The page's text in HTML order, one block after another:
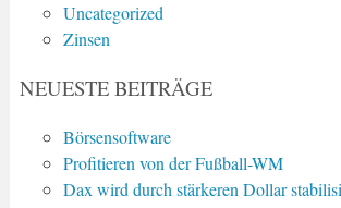
Uncategorized
Zinsen
NEUESTE BEITRÄGE
Börsensoftware
Profitieren von der Fußball-WM
Dax wird durch stärkeren Dollar